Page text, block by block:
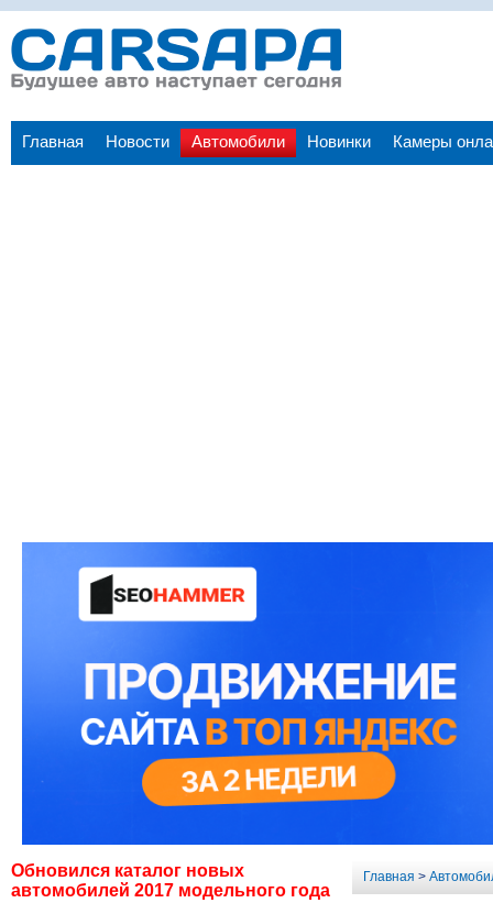
Главная Новости Автомобили Новинки Камеры
Обновился каталог новых
автомобилей 2017 модельного года
Главная >